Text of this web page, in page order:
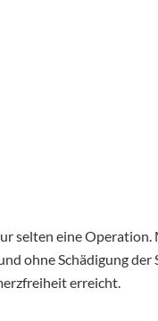
selten eine
ohne Schädigung der
erreicht.